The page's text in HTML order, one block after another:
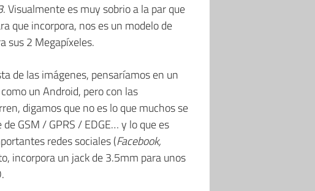
. Visualmente es muy sobrio a la par que
que incorpora, nos es un modelo de
sus 2 Megapíxeles.
de las imágenes, pensaríamos en un
un Android, pero con las
digamos que no es lo que muchos se
GSM / GPRS / EDGE… y lo que es
redes sociales (Facebook,
incorpora un jack de 3.5mm para unos